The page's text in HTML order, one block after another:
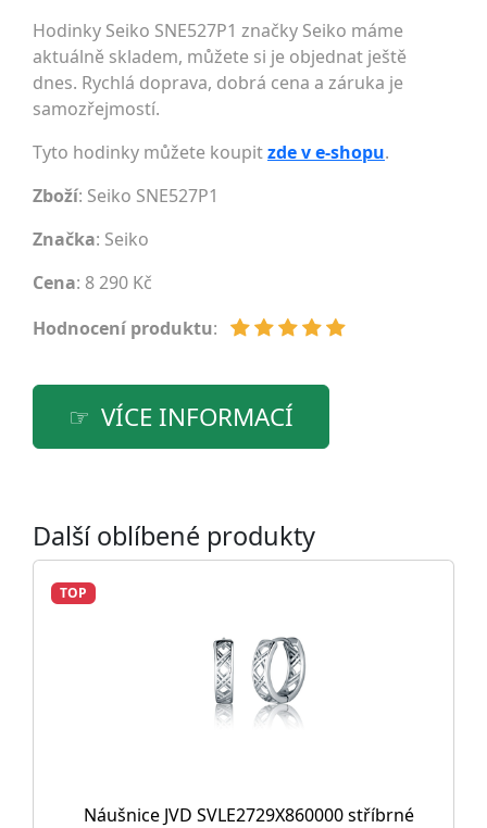
Hodinky Seiko SNE527P1 značky Seiko máme
aktuálně skladem, můžete si je objednat ještě
dnes. Rychlá doprava, dobrá cena a záruka je
samozřejmostí.
Tyto hodinky můžete koupitzde v e-shopu.
Zboží: Seiko SNE527P1
Značka: Seiko
Cena: 8 290 Kč
Hodnocení produktu:
VÍCE INFORMACÍ
Další oblíbené produkty
TOP
Náušnice JVD SVLE2729X860000 stříbrné